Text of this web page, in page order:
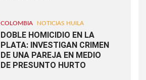
COLOMBIA NOTICIAS HUILA
DOBLE HOMICIDIO EN LA
PLATA: INVESTIGAN CRIMEN
DE UNA PAREJA EN MEDIO
DE PRESUNTO HURTO